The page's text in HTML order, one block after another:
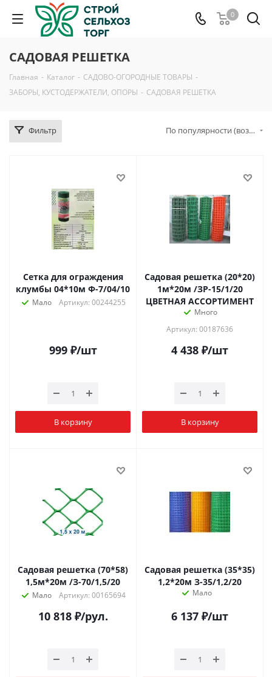
0
САДОВАЯ РЕШЕТКА
Главная - Каталог - САДОВО-ОГОРОДНЫЕ ТОВАРЫ -
ЗАБОРЫ, КУСТОДЕРЖАТЕЛИ, ОПОРЫ - САДОВАЯ РЕШЕТКА
Фильтр По популярности (возрастание)
Сетка для ограждения
клумбы 04*10м Ф-7/04/10
Мало Артикул: 00244255
999₽/шт
В корзину
Садовая решетка (20*20)
1м*20м /ЗР-15/1/20
ЦВЕТНАЯ АССОРТИМЕНТ
Много
Артикул: 00187636
4 438 ₽/шт
В корзину
Садовая решетка (70*58)
1,5м*20м /З-70/1,5/20
Мало Артикул: 00165694
10 818₽/рул.
Садовая решетка (35*35)
1,2*20м З-35/1,2/20
Мало
6 137 ₽/шт